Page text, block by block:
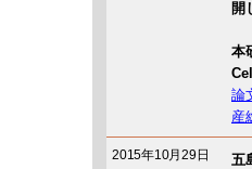
開
本
論
産
2015年10月29日
五